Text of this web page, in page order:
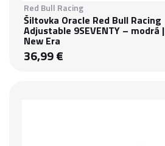
Red Bull Racing
Šiltovka Oracle Red Bull Racing
Adjustable 9SEVENTY – modrá |
New Era
36,99 €